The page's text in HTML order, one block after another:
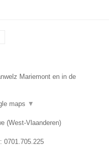
Mariemont en in de
maps ▼
(West-Vlaanderen)
0701.705.225